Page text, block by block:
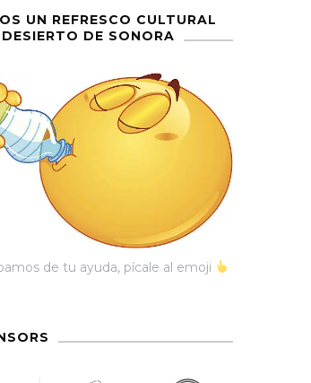
UN REFRESCO CULTURAL
DE SONORA
de tu ayuda, pícale al emoji